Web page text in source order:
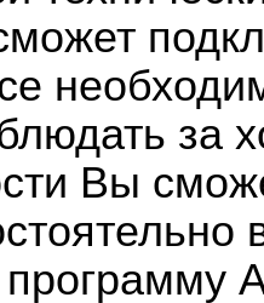
за
Вы
программу